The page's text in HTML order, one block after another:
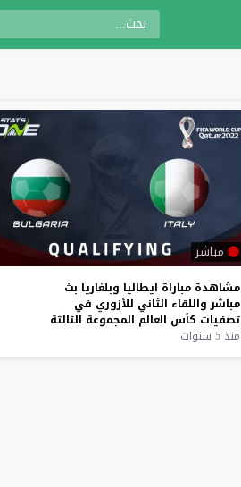
مباشر
مشاهدة مباراة ايطاليا وبلغاريا بث
مباشر واللقاء الثاني للأزوري في
تصفيات كأس العالم المجموعة الثالثة
منذ 5 سنوات